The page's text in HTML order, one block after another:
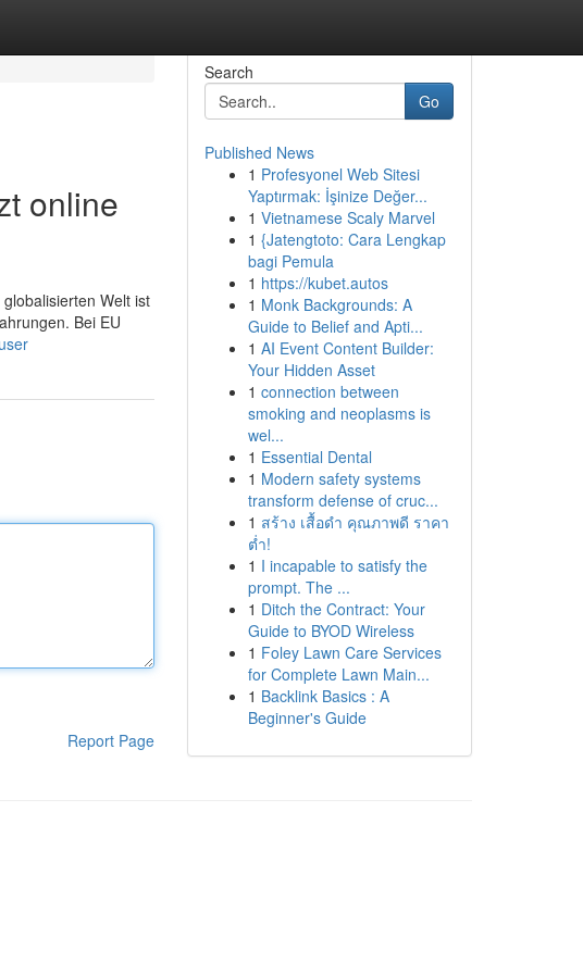
online
Welt ist
Bei EU
Report Page
Search
Go
Published News
1 Profesyonel Web Sitesi
Yaptırmak: İşinize Değer...
1 Vietnamese Scaly Marvel
1 {Jatengtoto: Cara Lengkap
bagi Pemula
1 https://kubet.autos
1 Monk Backgrounds: A
Guide to Belief and Apti...
1 AI Event Content Builder:
Your Hidden Asset
1 connection between
smoking and neoplasms is
wel...
1 Essential Dental
1 Modern safety systems
transform defense of cruc...
1 สร้าง เสื้อดำ คุณภาพดี ราคา
ต่ำ!
1 I incapable to satisfy the
prompt. The ...
1 Ditch the Contract: Your
Guide to BYOD Wireless
1 Foley Lawn Care Services
for Complete Lawn Main...
1 Backlink Basics : A
Beginner's Guide